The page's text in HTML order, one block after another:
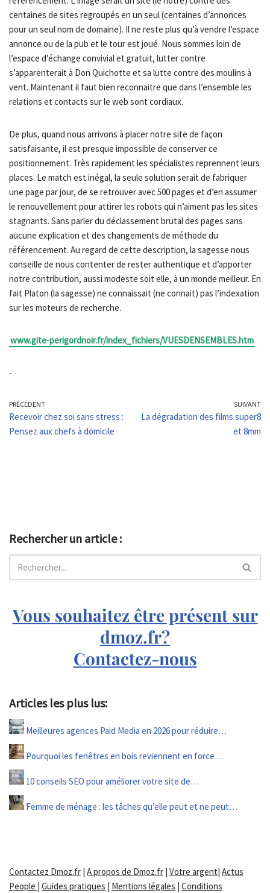
centaines de sites regroupés en un seul (centaines d’annonces
pour un seul nom de domaine). Il ne reste plus qu’à vendre l’espace
annonce ou de la pub et le tour est joué. Nous sommes loin de
l’espace d’échange convivial et gratuit, lutter contre
s’apparenterait à Don Quichotte et sa lutte contre des moulins à
vent. Maintenant il faut bien reconnaitre que dans l’ensemble les
relations et contacts sur le web sont cordiaux.
De plus, quand nous arrivons à placer notre site de façon
satisfaisante, il est presque impossible de conserver ce
positionnement. Très rapidement les spécialistes reprennent leurs
places. Le match est inégal, la seule solution serait de fabriquer
une page par jour, de se retrouver avec 500 pages et d’en assumer
le renouvellement pour attirer les robots qui n’aiment pas les sites
stagnants. Sans parler du déclassement brutal des pages sans
aucune explication et des changements de méthode du
référencement. Au regard de cette description, la sagesse nous
conseille de nous contenter de rester authentique et d’apporter
notre contribution, aussi modeste soit elle, à un monde meilleur. En
fait Platon (la sagesse) ne connaissait (ne connait) pas l’indexation
sur les moteurs de recherche.
www.gite-perigordnoir.fr/index_fichiers/VUESDENSEMBLES.htm
-
PRÉCÉDENT
Recevoir chez soi sans stress :
Pensez aux chefs à domicile
SUIVANT
La dégradation des films super8
et 8mm
Rechercher un article :
Vous souhaitez être présent sur
dmoz.fr?
Contactez-nous
Articles les plus lus:
Meilleures agences Paid Media en 2026 pour réduire…
Pourquoi les fenêtres en bois reviennent en force…
10 conseils SEO pour améliorer votre site de…
Femme de ménage : les tâches qu’elle peut et ne peut…
Contactez Dmoz.fr | A propos de Dmoz.fr | Votre argent| Actus
People | Guides pratiques | Mentions légales | Conditions